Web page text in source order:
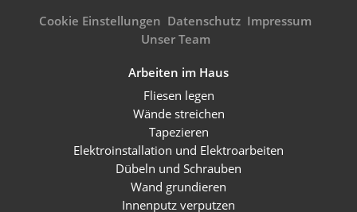
Cookie Einstellungen Datenschutz Impressum
Unser Team
Arbeiten im Haus
Fliesen legen
Wände streichen
Tapezieren
Elektroinstallation und Elektroarbeiten
Dübeln und Schrauben
Wand grundieren
Innenputz verputzen